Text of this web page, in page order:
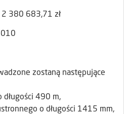
2 380 683,71 zł
zostaną następujące
długości 490 m,
o długości 1415 mm,